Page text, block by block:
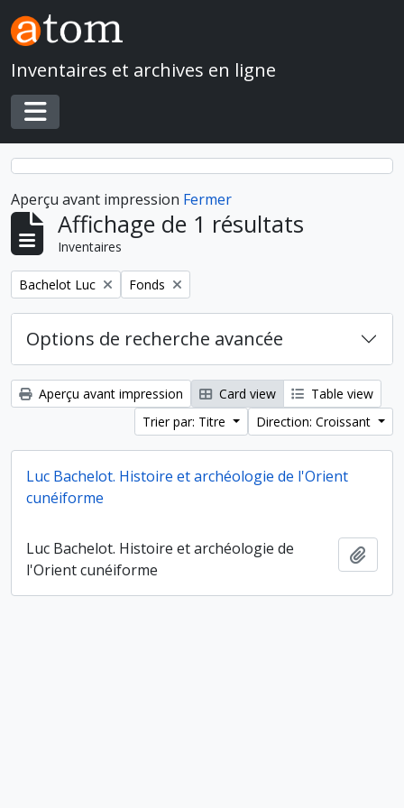
Skip to main content
Inventaires et archives en ligne
Toggle navigation
Aperçu avant impression Fermer
Affichage de 1 résultats
Inventaires
Remove filter:
Bachelot Luc Remove filter:
Fonds
Options de recherche avancée
Aperçu avant impression Card view
Table view
Trier par: Titre
Direction: Croissant
Luc Bachelot. Histoire et archéologie de l'Orient
cunéiforme
Luc Bachelot. Histoire et archéologie de
l'Orient cunéiforme